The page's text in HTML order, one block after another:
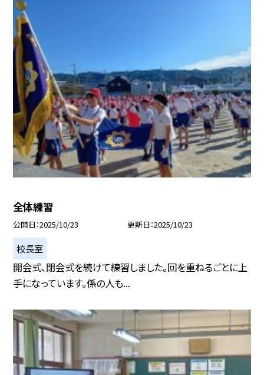
全体練習
公開日 2025/10/23 更新日 2025/10/23
校長室
開会式、閉会式を続けて練習しました。回を重ねるごとに上
手になっています。係の人も...